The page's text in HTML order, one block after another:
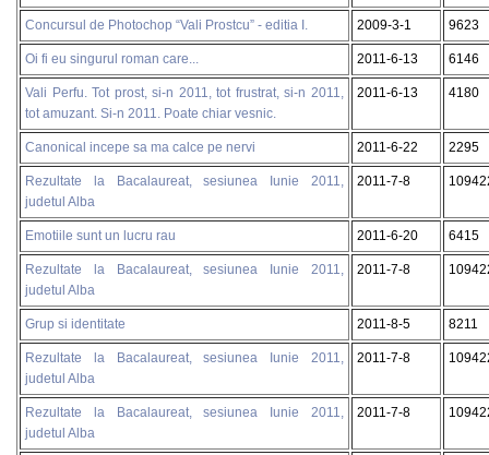
Concursul de Photochop “Vali Prostcu” - editia I. 2009-3-1 9623
Oi fi eu singurul roman care... 2011-6-13 6146
Vali Perfu. Tot prost, si-n 2011, tot frustrat, si-n 2011,
tot amuzant. Si-n 2011. Poate chiar vesnic.
2011-6-13 4180
Canonical incepe sa ma calce pe nervi 2011-6-22 2295
Rezultate la Bacalaureat, sesiunea Iunie 2011,
judetul Alba
2011-7-8
Emotiile sunt un lucru rau 2011-6-20 6415
Rezultate la Bacalaureat, sesiunea Iunie 2011,
judetul Alba
2011-7-8
Grup si identitate 2011-8-5 8211
Rezultate la Bacalaureat, sesiunea Iunie 2011,
judetul Alba
2011-7-8
Rezultate la Bacalaureat, sesiunea Iunie 2011,
judetul Alba
2011-7-8